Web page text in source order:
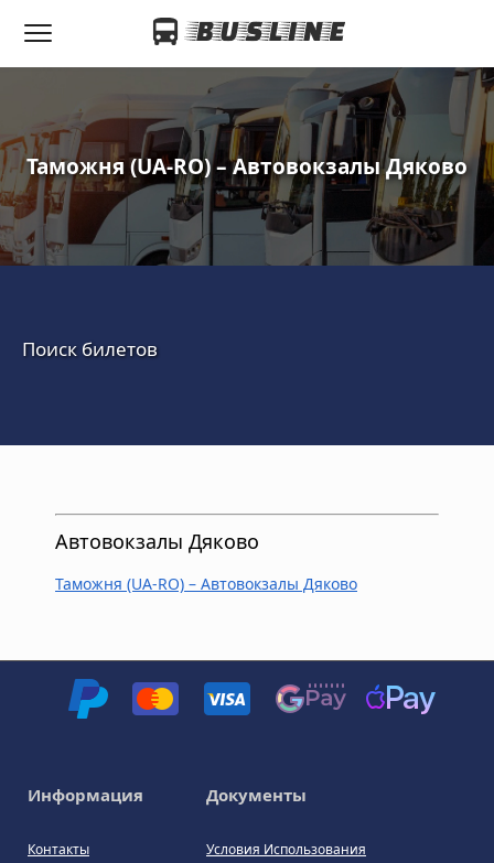
Таможня (UA-RO) – Автовокзалы Дяково
Поиск билетов
Автовокзалы Дяково
Таможня (UA-RO) – Автовокзалы Дяково
Информация
Контакты
Документы
Условия Использования